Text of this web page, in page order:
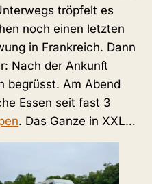
tröpfelt es
noch einen letzten
in Frankreich. Dann
Nach der Ankunft
begrüsst. Am Abend
Essen seit fast 3
. Das Ganze in XXL…